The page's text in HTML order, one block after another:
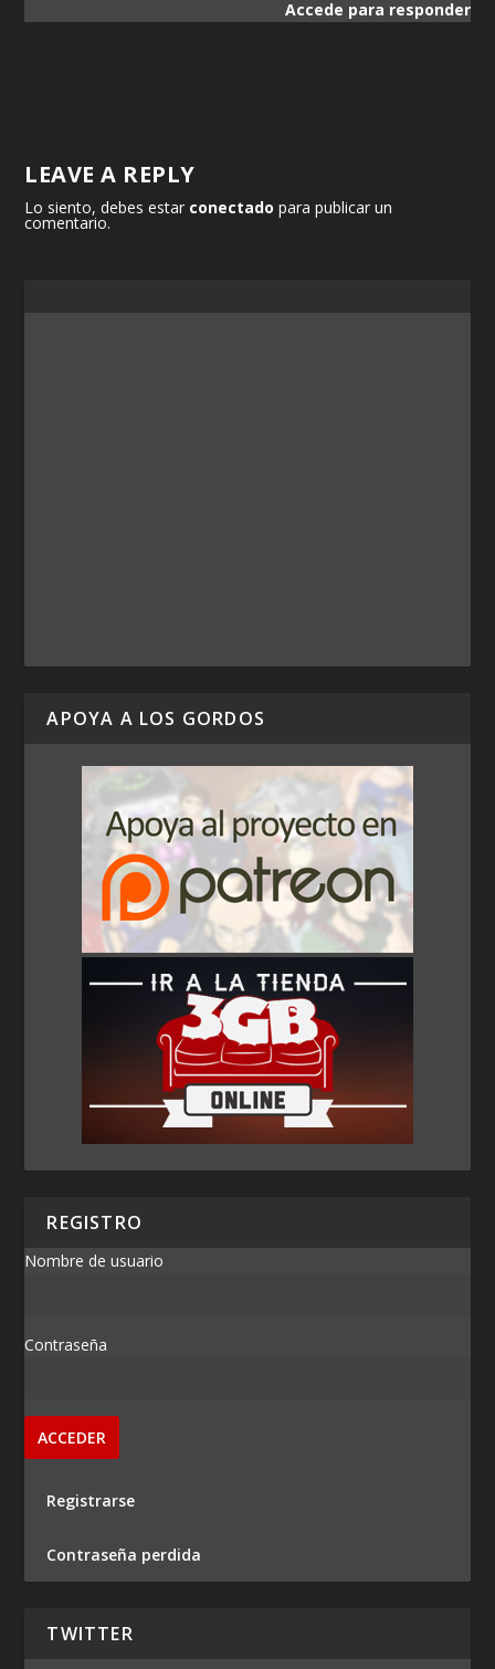
Accede para responder
LEAVE A REPLY
Lo siento, debes estar conectado para publicar un
comentario.
APOYA A LOS GORDOS
REGISTRO
Nombre de usuario
Contraseña
Registrarse
Contraseña perdida
TWITTER